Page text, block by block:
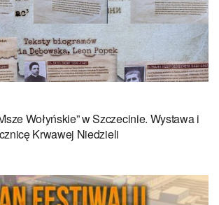
Wołyńskie” w Szczecinie. Wystawa i
Krwawej Niedzieli